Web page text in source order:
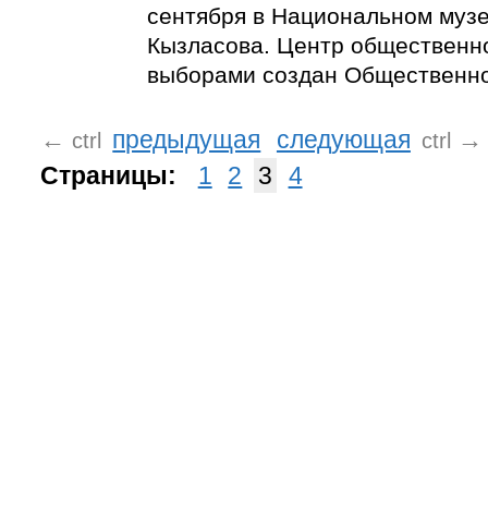
сентября в Национальном
Кызласова. Центр
выборами создан
← ctrl предыдущая следующая ctrl
→
Страницы:
1 2 3 4